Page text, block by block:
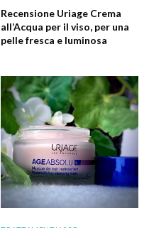
Recensione Uriage Crema
all’Acqua per il viso, per una
pelle fresca e luminosa